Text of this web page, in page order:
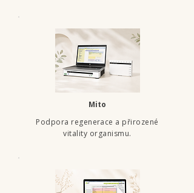
Mito
Podpora regenerace a přirozené
vitality organismu.